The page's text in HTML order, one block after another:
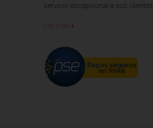
servicio excepcional a sus clientes
Lee mas